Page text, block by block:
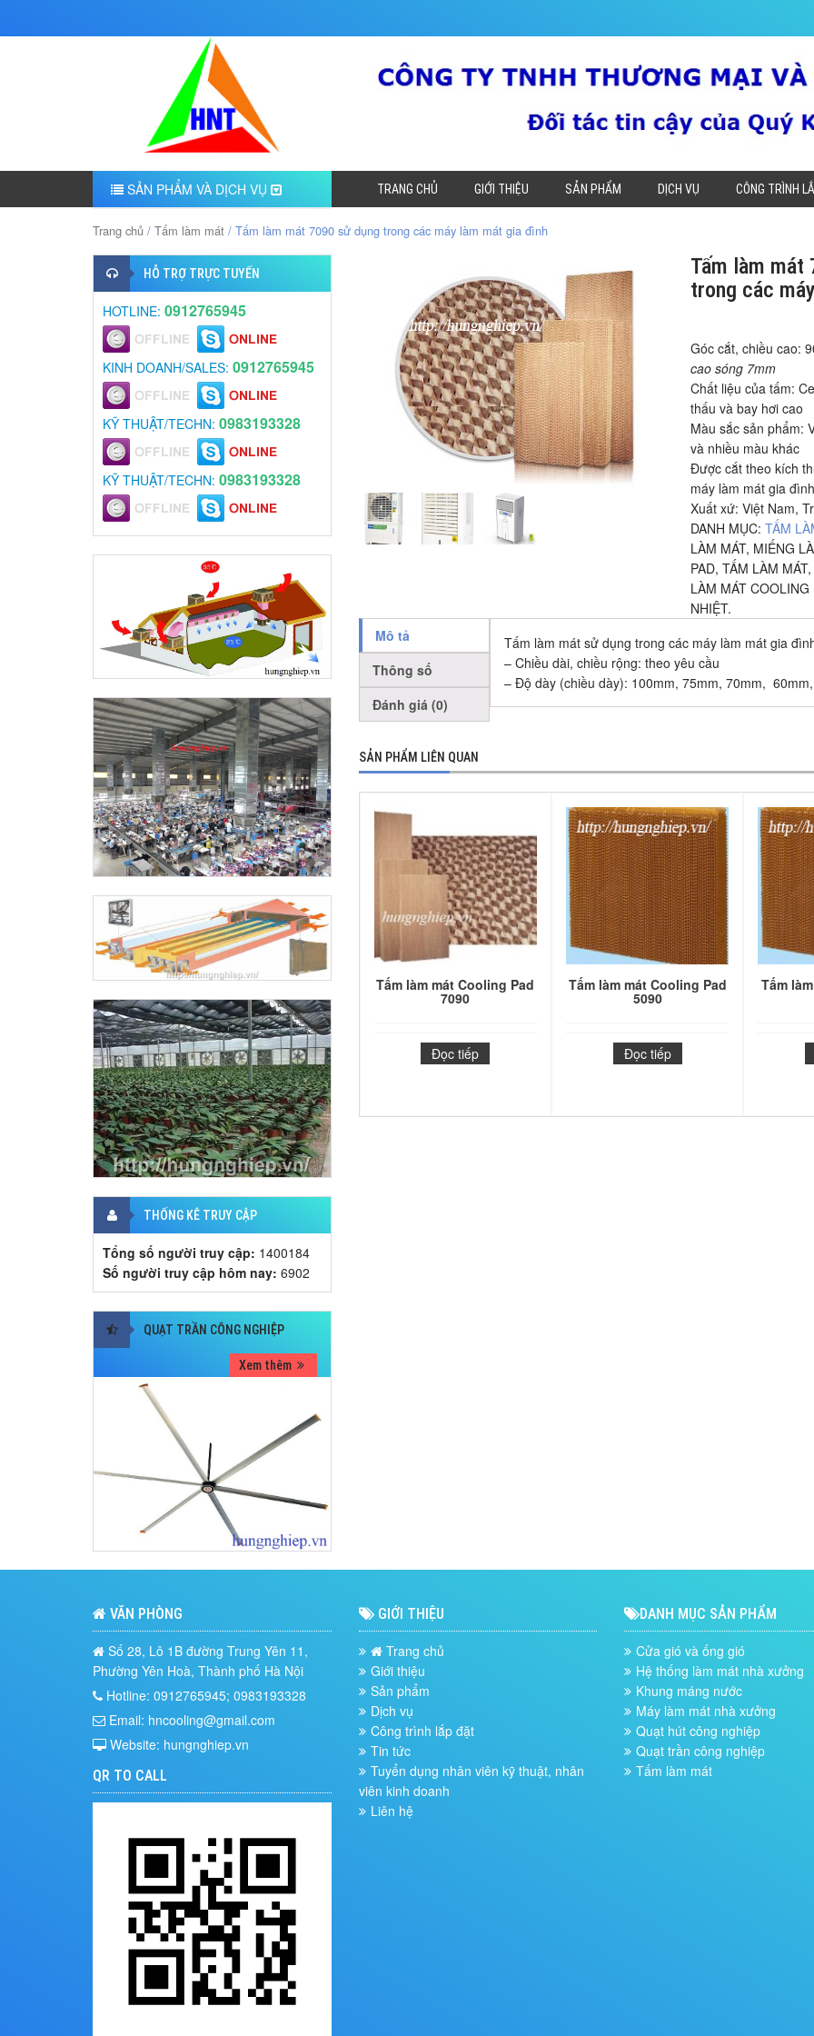
TRANG CHỦ GIỚI THIỆU SẢN PHẨM DỊCH VỤ CÔNG TRÌNH
SẢN PHẨM VÀ DỊCH VỤ
Trang chủ / Tấm làm mát / Tấm làm mát 7090 sử dụng trong các máy làm mát gia đình
HỖ TRỢ TRỰC TUYẾN
HOTLINE: 0912765945
KINH DOANH/SALES: 0912765945
KỸ THUẬT/TECHN: 0983193328
KỸ THUẬT/TECHN: 0983193328
THỐNG KÊ TRUY CẬP
Tổng số người truy cập: 1400184
Số người truy cập hôm nay: 6902
QUẠT TRẦN CÔNG NGHIỆP
Xem thêm
Tấm làm mát
trong các
Góc cắt, chiều cao:
cao sóng 7mm
Chất liệu của tấm:
thấu và bay hơi cao
Màu sắc sản phẩm:
và nhiều màu khác
Được cắt theo kích
máy làm mát gia
Xuất xứ: Việt Nam,
DANH MỤC:TẤM
LÀM MÁT, MIẾNG
PAD,TẤM LÀM MÁT
LÀM MÁT COOLING
NHIỆT.
Mô tả
Thông số
Đánh giá (0)
Tấm làm mát sử dụng trong các máy làm mát gia
– Chiều dài, chiều rộng: theo yêu cầu
– Độ dày (chiều dày): 100mm, 75mm, 70mm,
SẢN PHẨM LIÊN QUAN
Tấm làm mát Cooling Pad
7090
Đọc tiếp
Tấm làm mát Cooling Pad
5090
Đọc tiếp
Tấm
VĂN PHÒNG
Số 28, Lô 1B đường Trung Yên 11,
Phường Yên Hoà, Thành phố Hà Nội
Hotline: 0912765945; 0983193328
Email: hncooling@gmail.com
Website: hungnghiep.vn
QR TO CALL
GIỚI THIỆU
Trang chủ
Giới thiệu
Sản phẩm
Dịch vụ
Công trình lắp đặt
Tin tức
Tuyển dụng nhân viên kỹ thuật, nhân
viên kinh doanh
Liên hệ
DANH MỤC SẢN PHẨM
Cửa gió và ống gió
Hệ thống làm mát nhà xưởng
Khung máng nước
Máy làm mát nhà xưởng
Quạt hút công nghiệp
Quạt trần công nghiệp
Tấm làm mát